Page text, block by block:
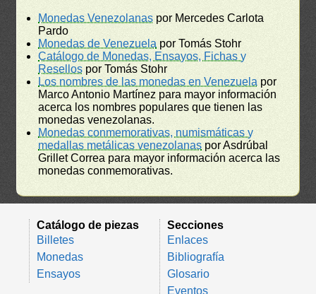
Monedas Venezolanas por Mercedes Carlota
Pardo
Monedas de Venezuela por Tomás Stohr
Catálogo de Monedas, Ensayos, Fichas y
Resellos por Tomás Stohr
Los nombres de las monedas en Venezuela por
Marco Antonio Martínez para mayor información
acerca los nombres populares que tienen las
monedas venezolanas.
Monedas conmemorativas, numismáticas y
medallas metálicas venezolanas por Asdrúbal
Grillet Correa para mayor información acerca las
monedas conmemorativas.
Catálogo de piezas
Billetes
Monedas
Ensayos
Secciones
Enlaces
Bibliografía
Glosario
Eventos